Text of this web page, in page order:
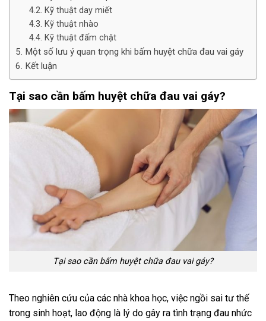
Kỹ thuật day miết
Kỹ thuật nhào
Kỹ thuật đấm chặt
Một số lưu ý quan trọng khi bấm huyệt chữa đau vai gáy
Kết luận
Tại sao cần bấm huyệt chữa đau vai gáy?
Tại sao cần bấm huyệt chữa đau vai gáy?
Theo nghiên cứu của các nhà khoa học, việc ngồi sai tư thế
trong sinh hoạt, lao động là lý do gây ra tình trạng đau nhức